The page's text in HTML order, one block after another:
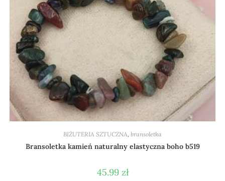
BIŻUTERIA SZTUCZNA, bransoletka
Bransoletka kamień naturalny elastyczna boho b519
45.99 zł